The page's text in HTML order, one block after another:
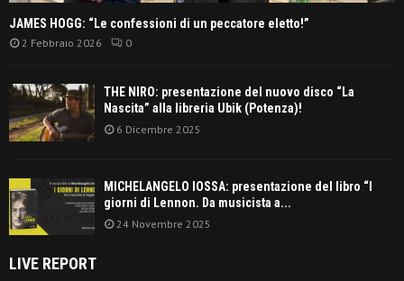
JAMES HOGG: “Le confessioni di un peccatore eletto!”
2 Febbraio 2026 0
THE NIRO: presentazione del nuovo disco “La
Nascita” alla libreria Ubik (Potenza)!
6 Dicembre 2025
MICHELANGELO IOSSA: presentazione del libro “I
giorni di Lennon. Da musicista a...
24 Novembre 2025
LIVE REPORT